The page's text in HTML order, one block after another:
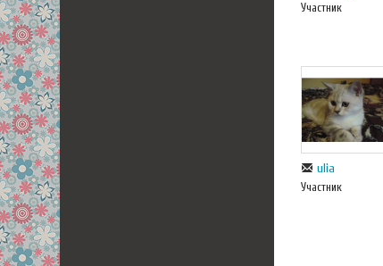
Участник
ulia
Участник